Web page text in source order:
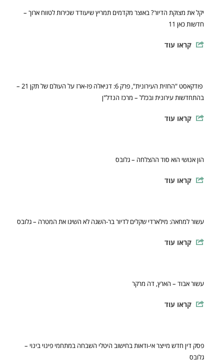
יקל את מצוקת הדיור? באוצר מקדמים תמריץ שיעודד שכירות לטווח ארוך –
חדשות כאן 11
קראו עוד
פודקאסט "החזית העירונית", פרק 6: דניאלה פז-ארז על העולם של תקן 21 –
בהתחדשות עירונית ובכלל – מרכז הנדל"ן
קראו עוד
הון אנושי הוא סוד ההצלחה – גלובס
קראו עוד
עשור למחאה: מילארדי שקלים לדיור בר-השגה לא השיגו את המטרה – גלובס
קראו עוד
עשור אבוד – הארץ, דה מרקר
קראו עוד
פסק דין חדש מייצר אי-ודאות בחישוב היטלי השבחה במתחמי פינוי בינוי –
גלובס